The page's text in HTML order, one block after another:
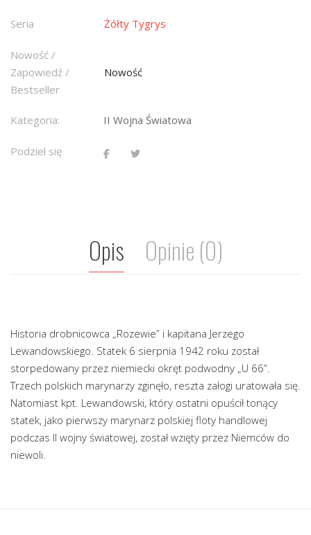
Seria Żółty Tygrys
Nowość /
Zapowiedź /
Bestseller
Nowość
Kategoria: II Wojna Światowa
Podziel się
Opis Opinie (0)
Historia drobnicowca „Rozewie” i kapitana Jerzego
Lewandowskiego. Statek 6 sierpnia 1942 roku został
storpedowany przez niemiecki okręt podwodny „U 66”.
Trzech polskich marynarzy zginęło, reszta załogi uratowała się.
Natomiast kpt. Lewandowski, który ostatni opuścił tonący
statek, jako pierwszy marynarz polskiej floty handlowej
podczas II wojny światowej, został wzięty przez Niemców do
niewoli.